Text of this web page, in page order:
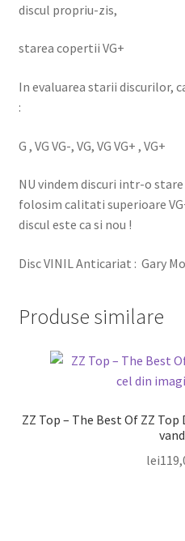
discul propriu-zis,
starea copertii VG+
In evaluarea starii discurilor,
:
G , VG VG-, VG, VG VG+ , VG+
NU vindem discuri intr-o
folosim calitati superioare
discul este ca si nou !
Disc VINIL Anticariat : Gary
Produse similare
ZZ Top – The Best Of ZZ Top Disc vinil VG+ cel din imagine
lei